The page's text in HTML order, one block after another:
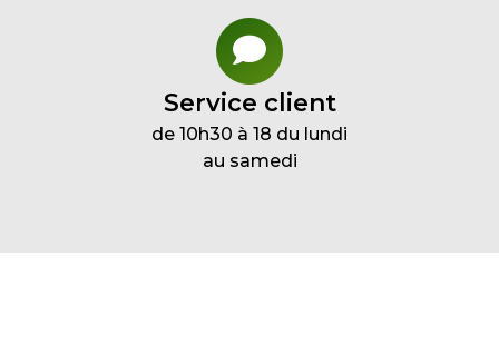
Service client
de 10h30 à 18 du lundi
au samedi